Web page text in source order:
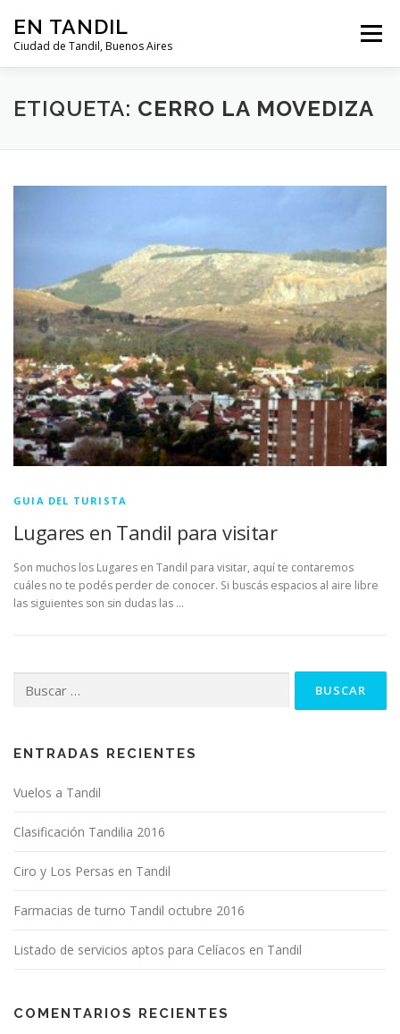
EN TANDIL
Ciudad de Tandil, Buenos Aires
Menú
INFORMACIÓN HISTORIA GUIAS
ETIQUETA: CERRO LA MOVEDIZA
GUIA DEL TURISTA
Lugares en Tandil para visitar
Son muchos los Lugares en Tandil para visitar, aquí te contaremos
cuáles no te podés perder de conocer. Si buscás espacios al aire libre
las siguientes son sin dudas las …
ENTRADAS RECIENTES
Vuelos a Tandil
Clasificación Tandilia 2016
Ciro y Los Persas en Tandil
Farmacias de turno Tandil octubre 2016
Listado de servicios aptos para Celíacos en Tandil
COMENTARIOS RECIENTES